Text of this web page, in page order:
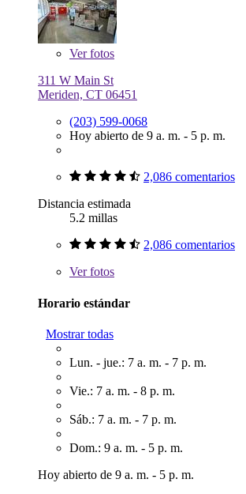
Verfotos
311 W Main St
Meriden, CT 06451
(203) 599-0068
Hoy abierto de 9 a. m. - 5 p. m.
2,086 comentarios
Distancia estimada
5.2 millas
2,086 comentarios
Verfotos
Horario estándar
Mostrar todas
Lun. - jue.: 7 a. m. - 7 p. m.
Vie.: 7 a. m. - 8 p. m.
Sáb.: 7 a. m. - 7 p. m.
Dom.: 9 a. m. - 5 p. m.
Hoy abierto de 9 a. m. - 5 p. m.